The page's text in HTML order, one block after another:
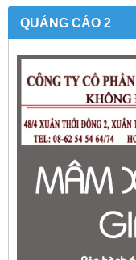
QUẢNG CÁO 2